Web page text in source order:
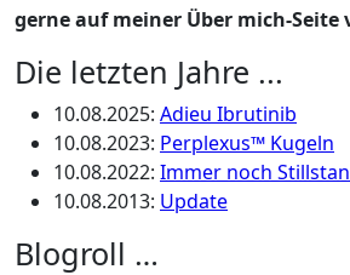
gerne auf meiner Über mich-Seite
Die letzten Jahre ...
10.08.2025: Adieu Ibrutinib
10.08.2023: Perplexus™ Kugeln
10.08.2022: Immer noch
10.08.2013: Update
Blogroll …